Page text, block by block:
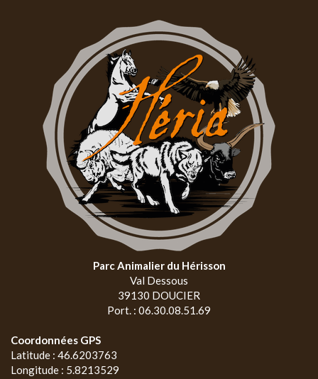
Parc Animalier du Hérisson
Val Dessous
39130 DOUCIER
Port. : 06.30.08.51.69
Coordonnées GPS
Latitude : 46.6203763
Longitude : 5.8213529